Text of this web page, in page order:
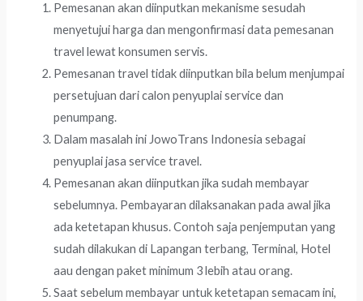
Pemesanan akan diinputkan mekanisme sesudah
menyetujui harga dan mengonfirmasi data pemesanan
travel lewat konsumen servis.
Pemesanan travel tidak diinputkan bila belum menjumpai
persetujuan dari calon penyuplai service dan
penumpang.
Dalam masalah ini JowoTrans Indonesia sebagai
penyuplai jasa service travel.
Pemesanan akan diinputkan jika sudah membayar
sebelumnya. Pembayaran dilaksanakan pada awal jika
ada ketetapan khusus. Contoh saja penjemputan yang
sudah dilakukan di Lapangan terbang, Terminal, Hotel
aau dengan paket minimum 3 lebih atau orang.
Saat sebelum membayar untuk ketetapan semacam ini,